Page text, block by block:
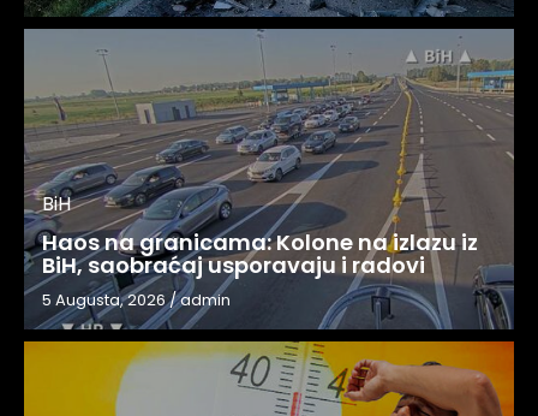
BiH
Haos na granicama: Kolone na izlazu iz
BiH, saobraćaj usporavaju i radovi
5 Augusta, 2026/admin